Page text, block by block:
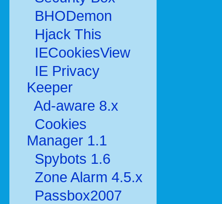
BHODemon
Hjack This
IECookiesView
IE Privacy
Keeper
Ad-aware 8.x
Cookies
Manager 1.1
Spybots 1.6
Zone Alarm 4.5.x
Passbox2007